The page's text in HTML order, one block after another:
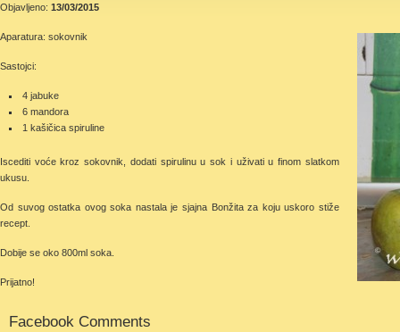
Objavljeno: 13/03/2015
Aparatura: sokovnik
Sastojci:
4 jabuke
6 mandora
1 kašičica spiruline
Iscediti voće kroz sokovnik, dodati spirulinu u sok i uživati u finom slatkom
ukusu.
Od suvog ostatka ovog soka nastala je sjajna Bonžita za koju uskoro stiže
recept.
Dobije se oko 800ml soka.
Prijatno!
Facebook Comments